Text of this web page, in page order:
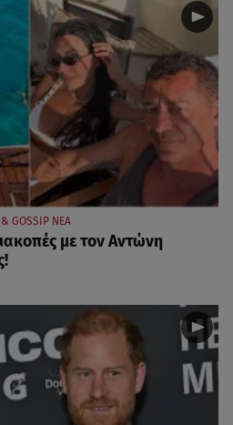
& GOSSIP ΝΕΑ
με τον Αντώνη